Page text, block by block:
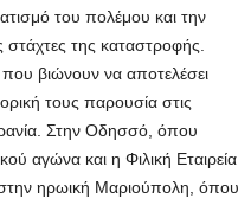
του πολέμου και την
στάχτες της καταστροφής.
βιώνουν να αποτελέσει
τους παρουσία στις
Στην Οδησσό, όπου
αγώνα και η Φιλική Εταιρεία
ηρωική Μαριούπολη, όπου